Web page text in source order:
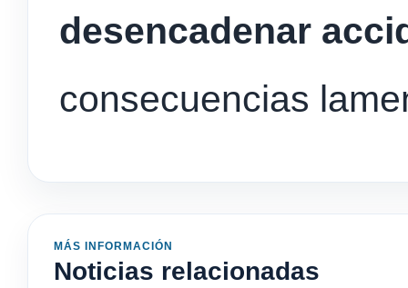
desencadenar
consecuencias
MÁS INFORMACIÓN
Noticias relacionadas